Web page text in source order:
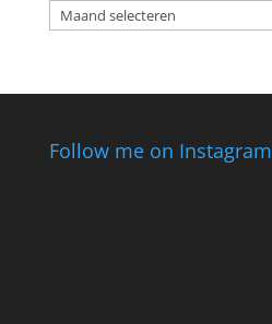
Archieven
Follow me on Instagram